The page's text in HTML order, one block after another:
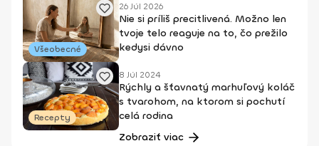
Všeobecné
26 Júl 2026
Nie si príliš precitlivená. Možno len
tvoje telo reaguje na to, čo prežilo
kedysi dávno
Recepty
8 Júl 2024
Rýchly a šťavnatý marhuľový koláč
s tvarohom, na ktorom si pochutí
celá rodina
Zobraziť viac